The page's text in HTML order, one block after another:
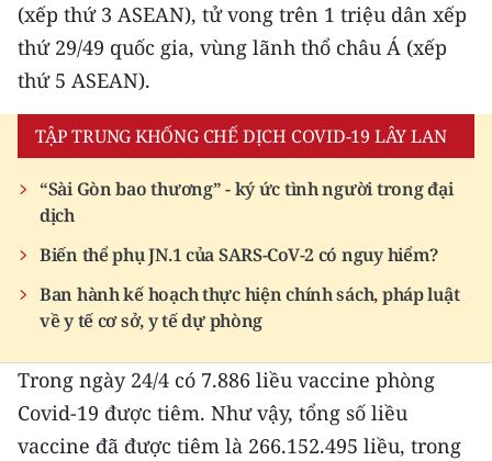
TIN MỚI
Trung du và miền núi phía Bắc
Đồng bằng sông Hồng
Bắc Trung Bộ
Duyên hải Nam Trung Bộ và Tây
Nguyên
Đông Nam Bộ
Đồng bằng sông Cửu Long
(xếp thứ 3 ASEAN), tử vong trên 1 triệu dân xếp
thứ 29/49 quốc gia, vùng lãnh thổ châu Á (xếp
thứ 5 ASEAN).
TẬP TRUNG KHỐNG CHẾ DỊCH COVID-19 LÂY LAN
“Sài Gòn bao thương” - ký ức tình người trong đại
dịch
Biến thể phụ JN.1 của SARS-CoV-2 có nguy hiểm?
Ban hành kế hoạch thực hiện chính sách, pháp luật
về y tế cơ sở, y tế dự phòng
Trong ngày 24/4 có 7.886 liều vaccine phòng
Covid-19 được tiêm. Như vậy, tổng số liều
vaccine đã được tiêm là 266.152.495 liều, trong